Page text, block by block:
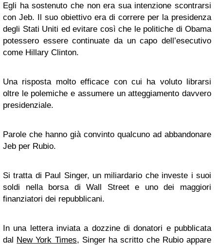
Egli ha sostenuto che non era sua intenzione scontrarsi
con Jeb. Il suo obiettivo era di correre per la presidenza
degli Stati Uniti ed evitare così che le politiche di Obama
potessero essere continuate da un capo dell’esecutivo
come Hillary Clinton.
Una risposta molto efficace con cui ha voluto librarsi
oltre le polemiche e assumere un atteggiamento davvero
presidenziale.
Parole che hanno già convinto qualcuno ad abbandonare
Jeb per Rubio.
Si tratta di Paul Singer, un miliardario che investe i suoi
soldi nella borsa di Wall Street e uno dei maggiori
finanziatori dei repubblicani.
In una lettera inviata a dozzine di donatori e pubblicata
dal New York Times, Singer ha scritto che Rubio appare